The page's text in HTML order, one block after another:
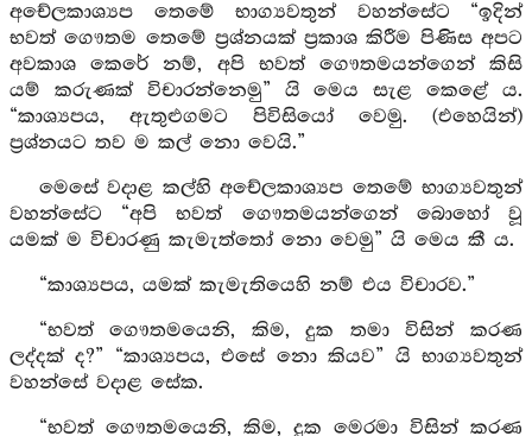
අචේලකාශ්‍යප තෙමේ භාග්‍යවතුන් වහන්සේට “ඉදින්
භවත් ගෞතම තෙමේ ප්‍රශ්නයක් ප්‍රකාශ කිරීම පිණිස අපට
අවකාශ කෙරේ නම්, අපි භවත් ගෞතමයන්ගෙන් කිසි
යම් කරුණක් විචාරන්නෙමු” යි මෙය සැළ කෙළේ ය.
“කාශ්‍යපය, ඇතුළුගමට පිවිසියෝ වෙමු. (එහෙයින්)
ප්‍රශ්නයට තව ම කල් නො වෙයි.”
මෙසේ වදාළ කල්හි අචේලකාශ්‍යප තෙමේ භාග්‍යවතුන්
වහන්සේට “අපි භවත් ගෞතමයන්ගෙන් බොහෝ වූ
යමක් ම විචාරණු කැමැත්තෝ නො වෙමු” යි මෙය කී ය.
“කාශ්‍යපය, යමක් කැමැතියෙහි නම් එය විචාරව.”
“භවත් ගෞතමයෙනි, කිම, දුක තමා විසින් කරණ
ලද්දක් ද?” “කාශ්‍යපය, එසේ නො කියව” යි භාග්‍යවතුන්
වහන්සේ වදාළ සේක.
“භවත් ගෞතමයෙනි, කිම, දුක මෙරමා විසින් කරණ